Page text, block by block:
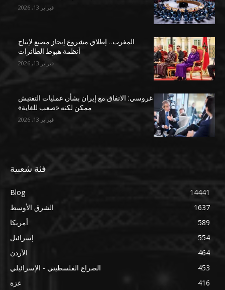
فبراير 13, 2026
المغرب.. إطلاق مشروع إنجاز مصنع لإنتاج
أنظمة هبوط الطائرات
فبراير 13, 2026
غروسي: الاتفاق مع إيران بشأن عمليات التفتيش
ممكن لكنه «صعب للغاية»
فبراير 13, 2026
فئة شعبية
Blog
14441
الشرق الأوسط
1637
أمريكا
589
إسرائيل
554
الأردن
464
الصراع الفلسطيني - الإسرائيلي
453
غزة
416